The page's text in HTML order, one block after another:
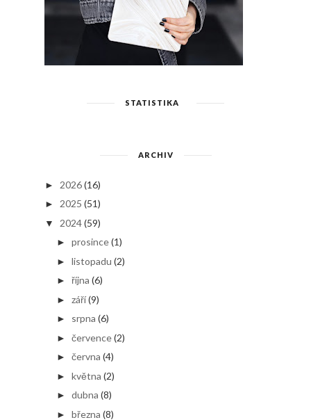
STATISTIKA
ARCHIV
► 2026(16)
► 2025 (51)
▼ 2024(59)
► prosince(1)
► listopadu (2)
► října (6)
► září(9)
► srpna (6)
► července(2)
► června (4)
► května (2)
► dubna (8)
► března (8)